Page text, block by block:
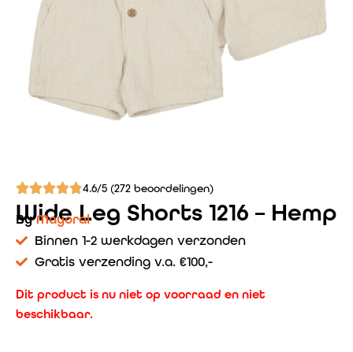
4.6/5 (272 beoordelingen)
Wide Leg Shorts 1216 – Hemp
ByMayoral
Binnen 1-2 werkdagen verzonden
Gratis verzending v.a. €100,-
Dit product is nu niet op voorraad en niet
beschikbaar.